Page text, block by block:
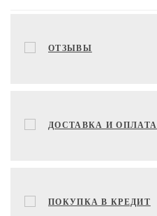
ОТЗЫВЫ
ДОСТАВКА И ОПЛАТА
ПОКУПКА В КРЕДИТ